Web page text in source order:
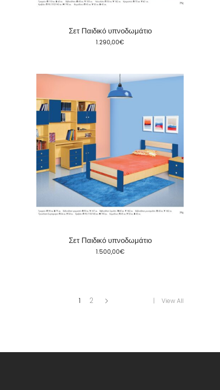
Σετ Παιδικό υπνοδωμάτιο
1.290,00€
Σετ Παιδικό υπνοδωμάτιο
1.500,00€
1 2 View All